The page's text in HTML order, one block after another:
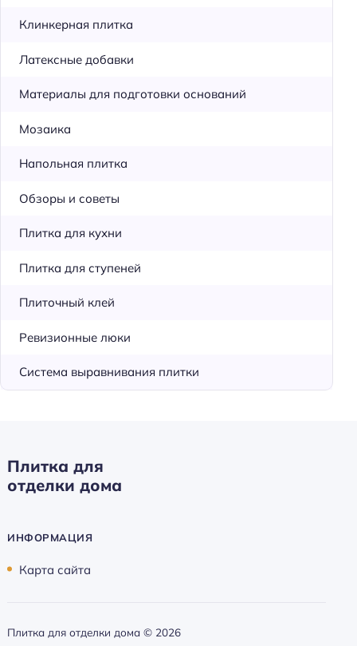
Клинкерная плитка
Латексные добавки
Материалы для подготовки оснований
Мозаика
Напольная плитка
Обзоры и советы
Плитка для кухни
Плитка для ступеней
Плиточный клей
Ревизионные люки
Система выравнивания плитки
Плитка для
отделки дома
ИНФОРМАЦИЯ
Карта сайта
Плитка для отделки дома © 2026